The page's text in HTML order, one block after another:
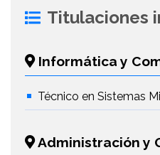
Titulaciones
Informática y
Técnico en Sistemas
Administración y